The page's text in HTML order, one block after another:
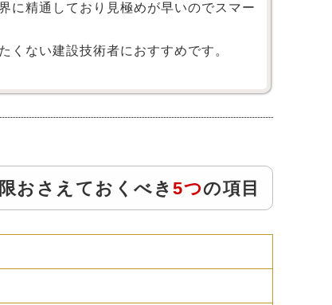
に精通しており見極めが早いのでスマー
くない建設技術者におすすめです。
おさえておくべき 5つの項目